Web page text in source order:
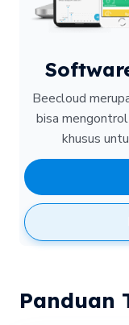
Beecloud
bisa
khusus
Panduan